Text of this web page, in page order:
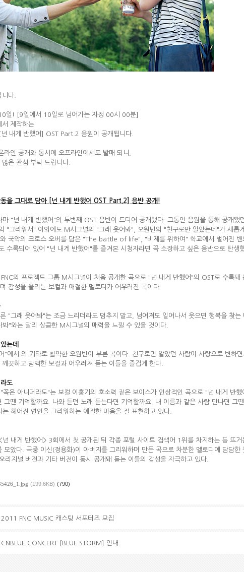
다.
일! [9일에서 10일로 넘어가는 자정 00시 00분]
서 제작하는
내게 반했어] OST Part.2 음원이 공개됩니다.
라인 공개와 동시에 오프라인에서도 발매 되니,
은 관심 부탁 드립니다.
을 그대로 담아 [넌 내게 반했어 OST Part.2] 음반 공개!
마 "넌 내게 반했어"의 두번째 OST 음반이 드디어 공개됐다. 그동안 음원을 통해 공개됐
"그리워서" 이외에도 M시그널의 "그래 웃어봐", 오원빈의 "친구로만 알았는데"가 새롭
국악의 크로스 오버를 담은 "The battle of life", "비제를 위하여" 학교에서 벌어진 밴
수록되어 있어 "넌 내게 반했어"를 즐겨본 시청자라면 꼭 소장하고 싶은 음반으로 탄생
의 프로젝트 그룹 M시그널이 처음 공개한 곡으로 "넌 내게 반했어"의 OST로 수록
감성을 울리는 보컬과 애절한 멜로디가 어우러진 곡이다.
"그래 웃어봐"는 조금 느리더라도 멈추지 말고, 넘어져도 일어나서 웃으면 행복을 찾
봐"와는 달리 상큼한 M시그널의 매력을 느낄 수 있을 것이다.
는데
"에서 의 기타로 활약한 오원빈이 부른 곡이다. 친구로만 알았던 사람이 사랑으로 변하
끗하고 담백한 보컬과 어우러져 듣는 이들을 즐겁게 한다.
도
"꼭은 아니더라도"는 보컬 이홍기의 호소력 짙은 보이스가 인상적인 곡으로 "넌 내게 반
그땐 기억할까요. 나와 듣던 노래 듣는다면 기억할까요. 내 이름과 같은 사람 만나면 그
는 헤어진 연인을 그리워하는 애절한 마음을 잘 표현하고 있다.
넌 내게 반했어> 3회에서 첫 공개된 뒤 각종 포털 사이트 검색어 1위를 차지하는 등 뜨
모았다. 극중 이신(정용화)이 아버지를 그리워하며 만든 곡으로 차분한 멜로디에 담담
리지널 버전과 기타 버전이 동시 공개돼 듣는 이들의 감성을 자극하고 있다.
(199.6KB) (790)
FNC MUSIC 캐스팅 서포터즈 모집
CONCERT [BLUE STORM] 안내